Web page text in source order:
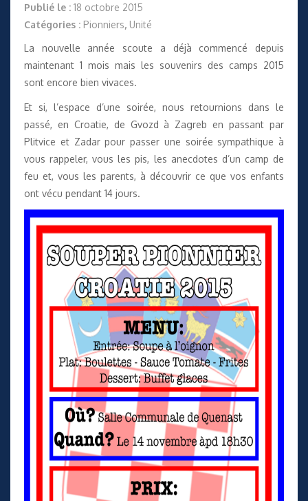
Publié le : 18 octobre 2015
Catégories : Pionniers, Unité
La nouvelle année scoute a déjà commencé depuis
maintenant 1 mois mais les souvenirs des camps 2015
sont encore bien vivaces.
Et si, l’espace d’une soirée, nous retournions dans le
passé, en Croatie, de Gvozd à Zagreb en passant par
Plitvice et Zadar pour passer une soirée sympathique à
vous rappeler, vous les pis, les anecdotes d’un camp de
feu et, vous les parents, à découvrir ce que vos enfants
ont vécu pendant 14 jours.